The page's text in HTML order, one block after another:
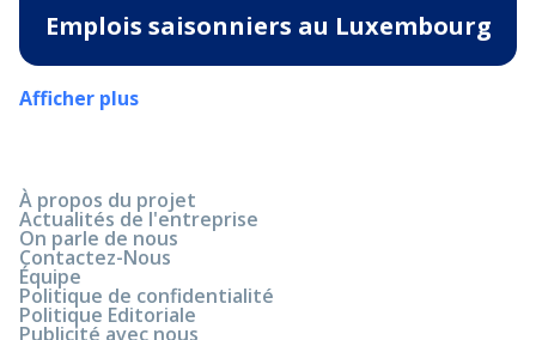
Emplois saisonniers au Luxembourg
Afficher plus
À propos du projet
Actualités de l'entreprise
On parle de nous
Contactez-Nous
Équipe
Politique de confidentialité
Politique Editoriale
Publicité avec nous